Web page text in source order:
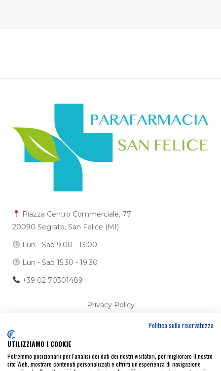
Piazza Centro Commerciale, 77
20090 Segrate, San Felice (MI)
Lun - Sab 9:00 - 13:00
Lun - Sab 15:30 - 19:30
+39 02 70301489
Privacy Policy
Ci trovi anche su
Politica sulla riservatezza
UTILIZZIAMO I COOKIE
Potremmo posizionarli per l'analisi dei dati dei nostri visitatori, per migliorare il nostro
sito Web, mostrare contenuti personalizzati e offrirti un'esperienza di navigazione